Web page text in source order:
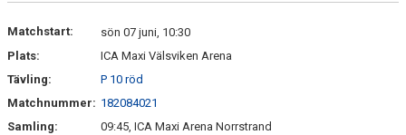
KONTAKT
DOKUMENT
Matchstart:
sön 07 juni, 10:30
Plats:
ICA Maxi Välsviken Arena
Tävling:
P 10 röd
Matchnummer: 182084021
Samling:
09:45, ICA Maxi Arena Norrstrand